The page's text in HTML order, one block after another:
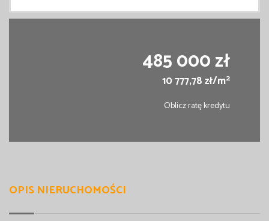
485 000 zł
10 777,78 zł/m2
Oblicz ratę kredytu
OPIS NIERUCHOMOŚCI